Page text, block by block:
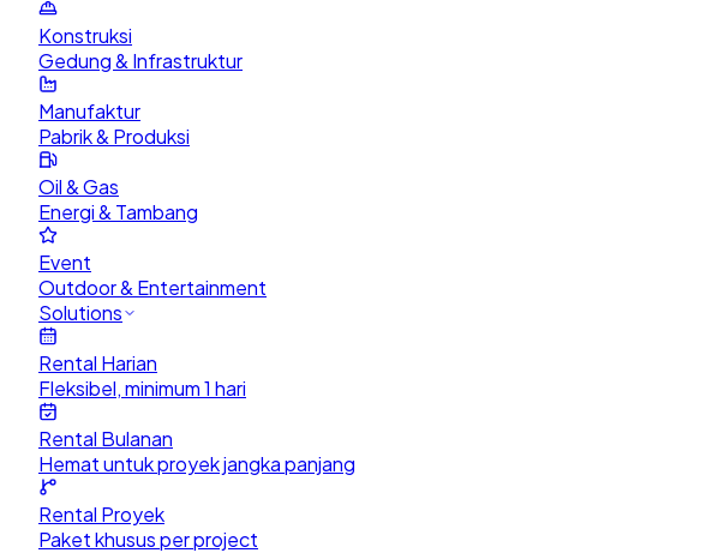
Konstruksi
Gedung & Infrastruktur
Manufaktur
Pabrik & Produksi
Oil & Gas
Energi & Tambang
Event
Outdoor & Entertainment
Solutions
Rental Harian
Fleksibel, minimum 1 hari
Rental Bulanan
Hemat untuk proyek jangka panjang
Rental Proyek
Paket khusus per project